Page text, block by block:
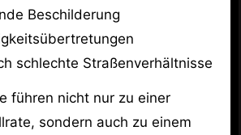
Beschilderung
schlechte Straßenverhältnisse
führen nicht nur zu einer
sondern auch zu einem